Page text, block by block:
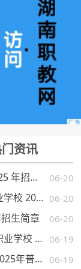
资讯
06-20
湖南公办中职--平江县职业技术学校 2025 年招生简章
06-20
湖南公办中专--岳阳市第一职业中等专业学校 2025 年招生简章
06-20
生简章
06-19
湖南公办中职--衡阳开放大学附属中等职业学校 2025 年招生简章
06-19
湖南中职--湖南吉利汽车职业技术学院2025年普通高校招生章程